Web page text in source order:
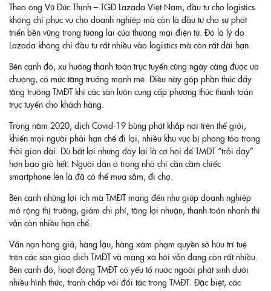
Theo ông Vũ Đức Thịnh – TGĐ Lazada Việt Nam, đầu tư cho logistics
không chỉ phục vụ cho doanh nghiệp mà còn là đầu tư cho sự phát
triển bền vững trong tương lai của thương mại điện tử. Đó là lý do
Lazada không chỉ đầu tư rất nhiều vào logistics mà còn rất dài hạn.
Bên cạnh đó, xu hướng thanh toán trực tuyến cũng ngày càng được ưa
chuộng, có mức tăng trưởng mạnh mẽ. Điều này góp phần thúc đẩy
tăng trưởng TMĐT khi các sàn luôn cung cấp phương thức thanh toán
trực tuyến cho khách hàng.
Trong năm 2020, dịch Covid-19 bùng phát khắp nơi trên thế giới,
khiến mọi người phải hạn chế đi lại, nhiều khu vực bị phong tỏa trong
thời gian dài. Dù bất lợi nhưng đây lại là cơ hội để TMĐT “trỗi dậy”
hơn bao giờ hết. Người dân ở trong nhà chỉ cần cầm chiếc
smartphone lên là đã có thể mua sắm, đi chợ.
Bên cạnh những lợi ích mà TMĐT mang đến như giúp doanh nghiệp
mở rộng thị trường, giảm chi phí, tăng lợi nhuận, thanh toán nhanh thì
vẫn còn nhiều hạn chế.
Vấn nạn hàng giả, hàng lậu, hàng xâm phạm quyền sở hữu trí tuệ
trên các sàn giao dịch TMĐT và mạng xã hội vẫn đang còn rất nhiều.
Bên cạnh đó, hoạt động TMĐT có yếu tố nước ngoài phát sinh dưới
nhiều hình thức, tranh chấp với đối tác trong TMĐT. Đặc biệt, các